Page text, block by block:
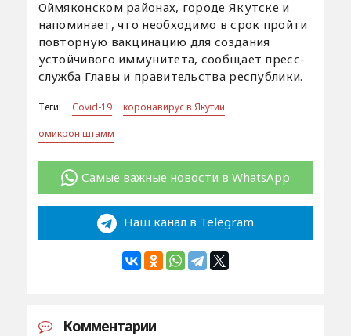
Оймяконском районах, городе Якутске и
напоминает, что необходимо в срок пройти
повторную вакцинацию для создания
устойчивого иммунитета, сообщает пресс-
служба Главы и правительства республики.
Теги: Covid-19
коронавирус в Якутии
омикрон штамм
Самые важные новости в WhatsApp
Наш канал в Telegram
Комментарии